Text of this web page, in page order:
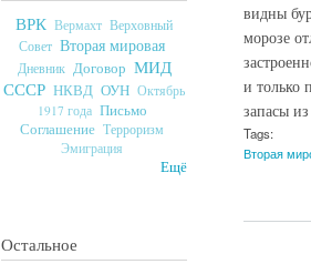
ВРК Вермахт Верховный
Совет Вторая мировая
Дневник Договор МИД
СССР НКВД ОУН Октябрь
1917 года Письмо
Соглашение Терроризм
Эмиграция
Ещё
Остальное
видны
морозе
и только
запасы
Tags:
Вторая